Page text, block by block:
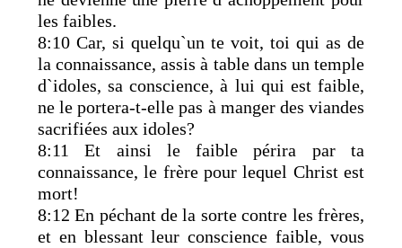
les faibles.
8:10 Car, si quelqu`un te voit, toi qui as de
la connaissance, assis à table dans un temple
d`idoles, sa conscience, à lui qui est faible,
ne le portera-t-elle pas à manger des viandes
sacrifiées aux idoles?
8:11 Et ainsi le faible périra par ta
connaissance, le frère pour lequel Christ est
mort!
8:12 En péchant de la sorte contre les frères,
et en blessant leur conscience faible, vous